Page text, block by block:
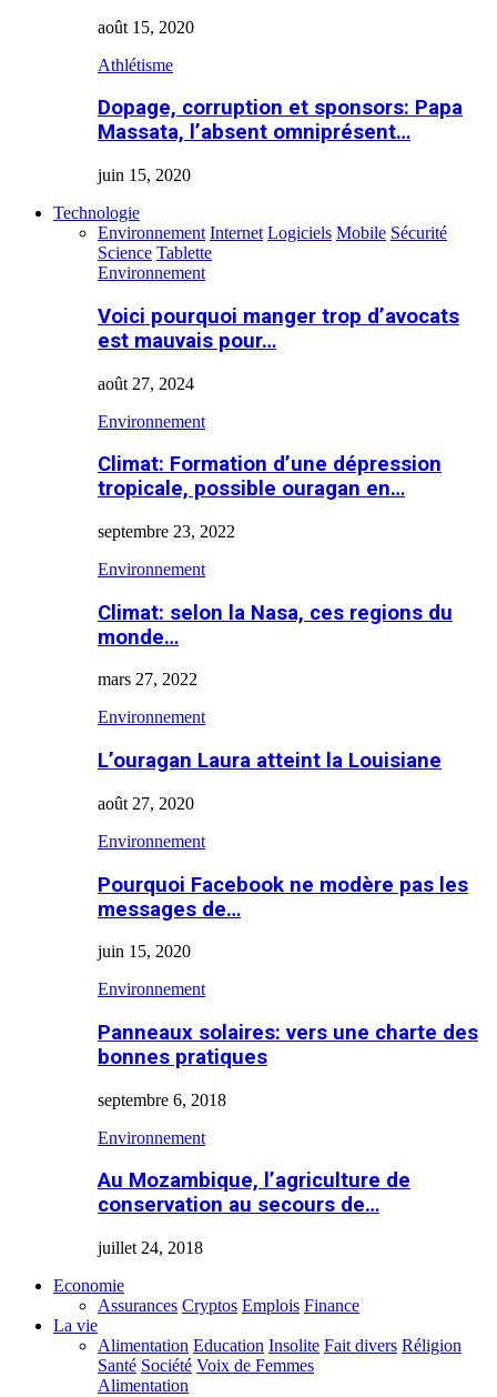
août 15, 2020
Athlétisme
Dopage, corruption et sponsors: Papa
Massata, l’absent omniprésent…
juin 15, 2020
Technologie
Environnement Internet Logiciels Mobile Sécurité
Science Tablette
Environnement
Voici pourquoi manger trop d’avocats
est mauvais pour…
août 27, 2024
Environnement
Climat: Formation d’une dépression
tropicale, possible ouragan en…
septembre 23, 2022
Environnement
Climat: selon la Nasa, ces regions du
monde…
mars 27, 2022
Environnement
L’ouragan Laura atteint la Louisiane
août 27, 2020
Environnement
Pourquoi Facebook ne modère pas les
messages de…
juin 15, 2020
Environnement
Panneaux solaires: vers une charte des
bonnes pratiques
septembre 6, 2018
Environnement
Au Mozambique, l’agriculture de
conservation au secours de…
juillet 24, 2018
Economie
Assurances Cryptos Emplois Finance
La vie
Alimentation Education Insolite Fait divers Réligion
Santé Société Voix de Femmes
Alimentation